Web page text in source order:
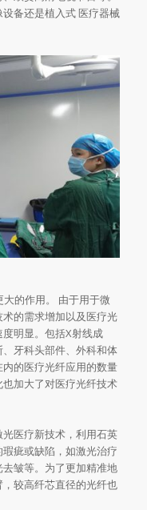
备还是植入式 医疗器械
的作用。 由于用于微
的需求增加以及医疗光
明显。包括X射线成
牙科头部件、外科和体
的医疗光纤应用的数量
加大了对医疗光纤技术
医疗新技术，利用石英
疵或缺陷，如激光治疗
皱等。为了更加精准地
较高纤芯直径的光纤也